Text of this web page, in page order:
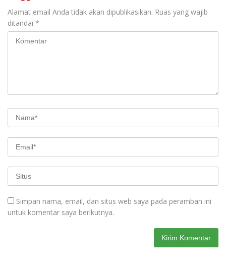
Alamat email Anda tidak akan dipublikasikan. Ruas yang wajib
ditandai *
Simpan nama, email, dan situs web saya pada peramban ini
untuk komentar saya berikutnya.